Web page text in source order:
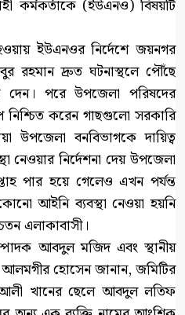
কর্মকর্তাকে (ইউএনও) বিষয়টি
ইউএনওর নির্দেশে জয়নগর
রহমান দ্রুত ঘটনাস্থলে পৌঁছে
দেন। পরে উপজেলা পরিষদের
নিশ্চিত করেন গাছগুলো সরকারি
উপজেলা বনবিভাগকে দায়িত্ব
নেওয়ার নির্দেশনা দেয় উপজেলা
পার হয়ে গেলেও এখন পর্যন্ত
আইনি ব্যবস্থা নেওয়া হয়নি
এলাকাবাসী।
আবদুল মজিদ এবং স্থানীয়
হোসেন জানান, জমিটির
খানের ছেলে আবদুল লতিফ